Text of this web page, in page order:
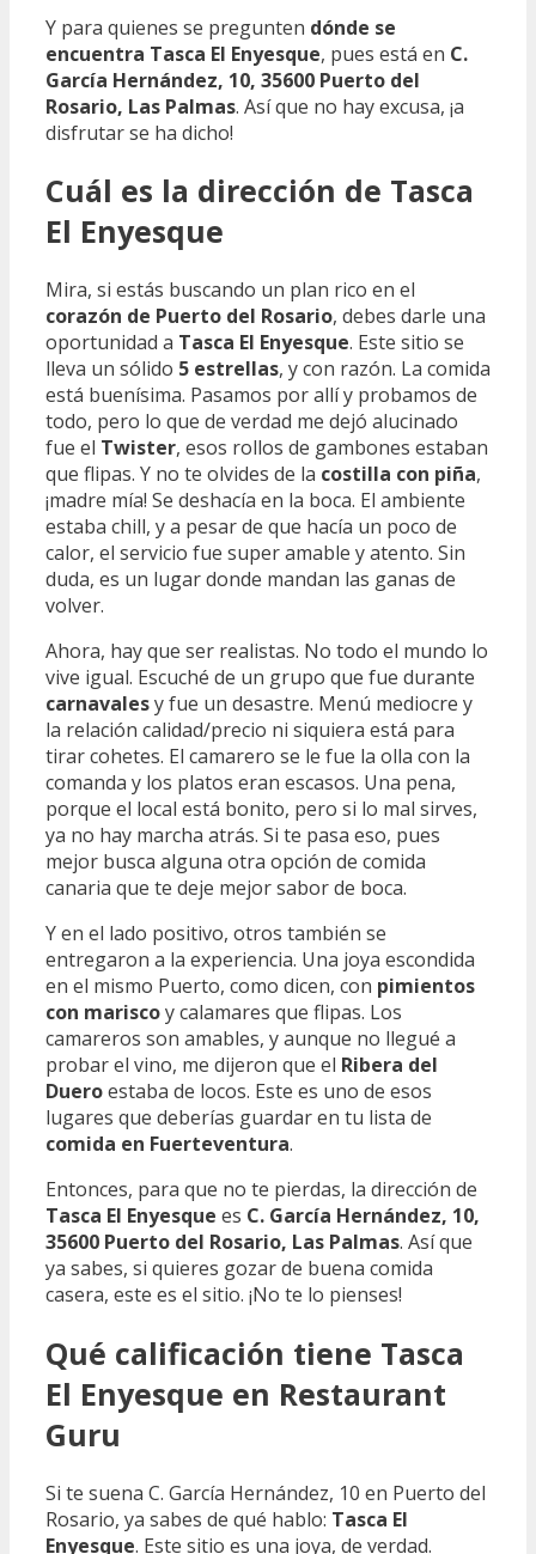
Y para quienes se pregunten dónde se
encuentra Tasca El Enyesque, pues está en C.
García Hernández, 10, 35600 Puerto del
Rosario, Las Palmas. Así que no hay excusa, ¡a
disfrutar se ha dicho!
Cuál es la dirección de Tasca
El Enyesque
Mira, si estás buscando un plan rico en el
corazón de Puerto del Rosario, debes darle una
oportunidad a Tasca El Enyesque. Este sitio se
lleva un sólido 5 estrellas, y con razón. La comida
está buenísima. Pasamos por allí y probamos de
todo, pero lo que de verdad me dejó alucinado
fue el Twister, esos rollos de gambones estaban
que flipas. Y no te olvides de la costilla con piña,
¡madre mía! Se deshacía en la boca. El ambiente
estaba chill, y a pesar de que hacía un poco de
calor, el servicio fue super amable y atento. Sin
duda, es un lugar donde mandan las ganas de
volver.
Ahora, hay que ser realistas. No todo el mundo lo
vive igual. Escuché de un grupo que fue durante
carnavalesy fue un desastre. Menú mediocre y
la relación calidad/precio ni siquiera está para
tirar cohetes. El camarero se le fue la olla con la
comanda y los platos eran escasos. Una pena,
porque el local está bonito, pero si lo mal sirves,
ya no hay marcha atrás. Si te pasa eso, pues
mejor busca alguna otra opción de comida
canaria que te deje mejor sabor de boca.
Y en el lado positivo, otros también se
entregaron a la experiencia. Una joya escondida
en el mismo Puerto, como dicen, con pimientos
con mariscoy calamares que flipas. Los
camareros son amables, y aunque no llegué a
probar el vino, me dijeron que el Ribera del
Dueroestaba de locos. Este es uno de esos
lugares que deberías guardar en tu lista de
comida en Fuerteventura.
Entonces, para que no te pierdas, la dirección de
Tasca El Enyesque es C. García Hernández, 10,
35600 Puerto del Rosario, Las Palmas. Así que
ya sabes, si quieres gozar de buena comida
casera, este es el sitio. ¡No te lo pienses!
Qué calificación tiene Tasca
El Enyesque en Restaurant
Guru
Si te suena C. García Hernández, 10 en Puerto del
Rosario, ya sabes de qué hablo: Tasca El
Enyesque. Este sitio es una joya, de verdad.